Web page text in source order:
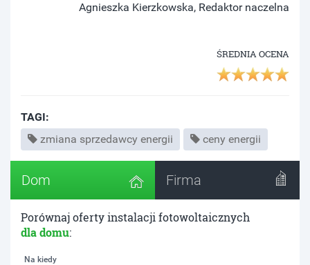
Agnieszka Kierzkowska, Redaktor naczelna
ŚREDNIA OCENA
TAGI:
zmiana sprzedawcy energii
ceny energii
Dom Firma
Porównaj oferty instalacji fotowoltaicznych
dla domu:
Na kiedy